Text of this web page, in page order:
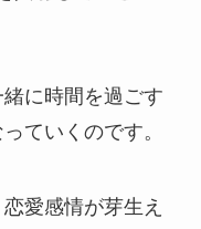
に時間を過ごす
ていくのです。
愛感情が芽生え